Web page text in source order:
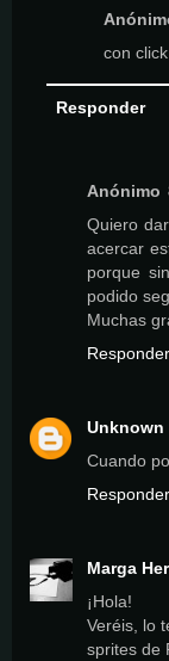
con
Responder
Anónimo
Quiero
acercar
porque
podido
Muchas
Responder
Unknown
Cuando
Responder
Marga
¡Hola!
Veréis, lo
sprites de